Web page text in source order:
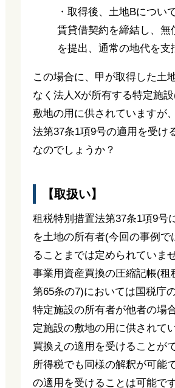
・取得後、土地Bについ
賃貸借契約を締結し、無
を提出、通常の地代を支
この場合に、甲が取得した土
なく法人Xが所有する特定施
敷地の用に供されていますが
法第37条1項9号の適用を受け
なのでしょうか？
【取扱い】
租税特別措置法第37条1項9号
を土地の所有者(今回の事例で
ることまでは定められていま
事業用資産買換の圧縮記帳(租
第65条の7)においては国税庁
特定施設の所有者が他者の場
定施設の敷地の用に供されて
買換えの適用を受けることが
所得税でも同様の解釈が可能
の適用を受けることは可能です